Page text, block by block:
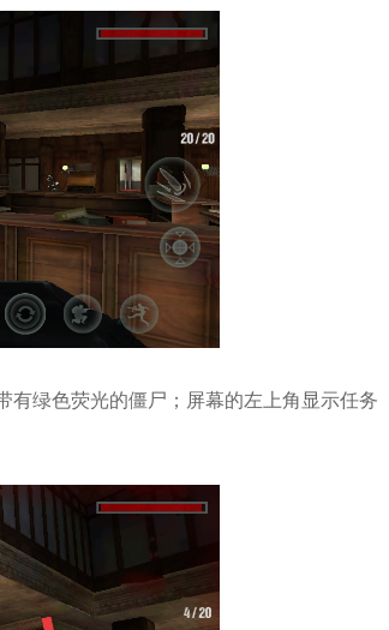
有绿色荧光的僵尸；屏幕的左上角显示任务